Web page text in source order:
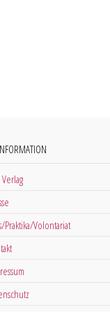
Praktika/Volontariat